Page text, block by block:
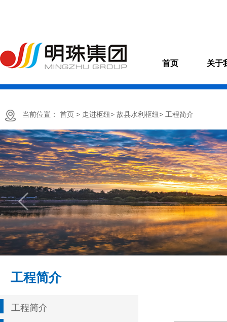
首页 关于
当前位置： 首页 > 走进枢纽> 故县水利枢纽> 工程简介
工程简介
工程简介